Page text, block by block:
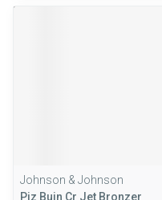
Johnson & Johnson
Piz Buin Cr Jet Bronzer